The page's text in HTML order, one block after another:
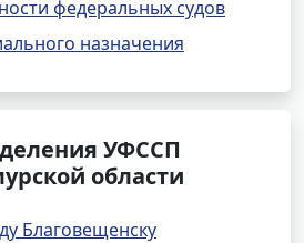
федеральных судов
назначения
УФССП
области
Благовещенску